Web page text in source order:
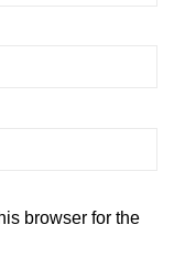
browser for the